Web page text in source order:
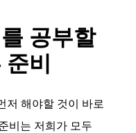
공부할
준비
저 해야할 것이 바로
비는 저희가 모두